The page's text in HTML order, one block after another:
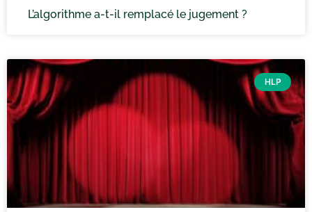
L’algorithme a-t-il remplacé le jugement ?
HLP